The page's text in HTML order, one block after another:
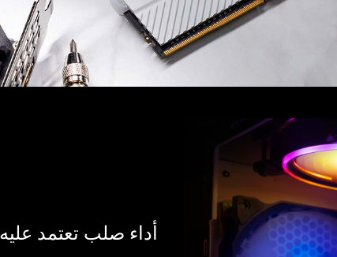
أداء صلب تعتمد عليه